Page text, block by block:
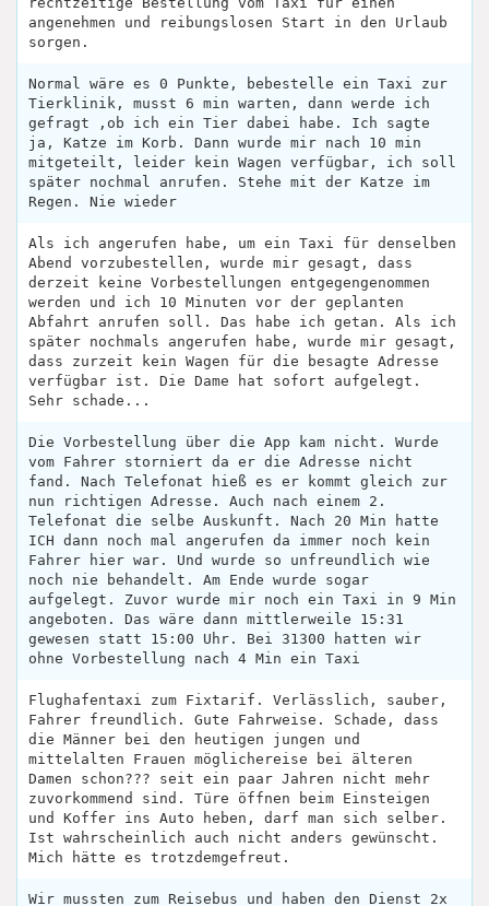
angenehmen und reibungslosen Start in den Urlaub
sorgen.
Normal wäre es 0 Punkte, bebestelle ein Taxi zur
Tierklinik, musst 6 min warten, dann werde ich
gefragt ,ob ich ein Tier dabei habe. Ich sagte
ja, Katze im Korb. Dann wurde mir nach 10 min
mitgeteilt, leider kein Wagen verfügbar, ich soll
später nochmal anrufen. Stehe mit der Katze im
Regen. Nie wieder
Als ich angerufen habe, um ein Taxi für denselben
Abend vorzubestellen, wurde mir gesagt, dass
derzeit keine Vorbestellungen entgegengenommen
werden und ich 10 Minuten vor der geplanten
Abfahrt anrufen soll. Das habe ich getan. Als ich
später nochmals angerufen habe, wurde mir gesagt,
dass zurzeit kein Wagen für die besagte Adresse
verfügbar ist. Die Dame hat sofort aufgelegt.
Sehr schade...
Die Vorbestellung über die App kam nicht. Wurde
vom Fahrer storniert da er die Adresse nicht
fand. Nach Telefonat hieß es er kommt gleich zur
nun richtigen Adresse. Auch nach einem 2.
Telefonat die selbe Auskunft. Nach 20 Min hatte
ICH dann noch mal angerufen da immer noch kein
Fahrer hier war. Und wurde so unfreundlich wie
noch nie behandelt. Am Ende wurde sogar
aufgelegt. Zuvor wurde mir noch ein Taxi in 9 Min
angeboten. Das wäre dann mittlerweile 15:31
gewesen statt 15:00 Uhr. Bei 31300 hatten wir
ohne Vorbestellung nach 4 Min ein Taxi
Flughafentaxi zum Fixtarif. Verlässlich, sauber,
Fahrer freundlich. Gute Fahrweise. Schade, dass
die Männer bei den heutigen jungen und
mittelalten Frauen möglichereise bei älteren
Damen schon??? seit ein paar Jahren nicht mehr
zuvorkommend sind. Türe öffnen beim Einsteigen
und Koffer ins Auto heben, darf man sich selber.
Ist wahrscheinlich auch nicht anders gewünscht.
Mich hätte es trotzdemgefreut.
Wir mussten zum Reisebus und haben den Dienst 2x